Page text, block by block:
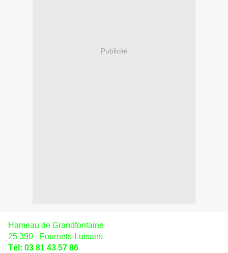
Publicité
Hameau de Grandfontaine
25 390 - Fournets-Luisans
Tél: 03 81 43 57 86